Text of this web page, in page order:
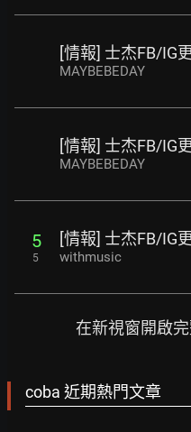
[情報] 士杰FB/IG
MAYBEBEDAY
[情報] 士杰FB/IG
MAYBEBEDAY
5
5
[情報] 士杰FB/IG
withmusic
在新視窗開啟
coba 近期熱門文章